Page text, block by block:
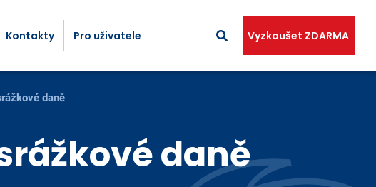
Kontakty Pro uživatele Vyzkoušet ZDARMA
daně
daně